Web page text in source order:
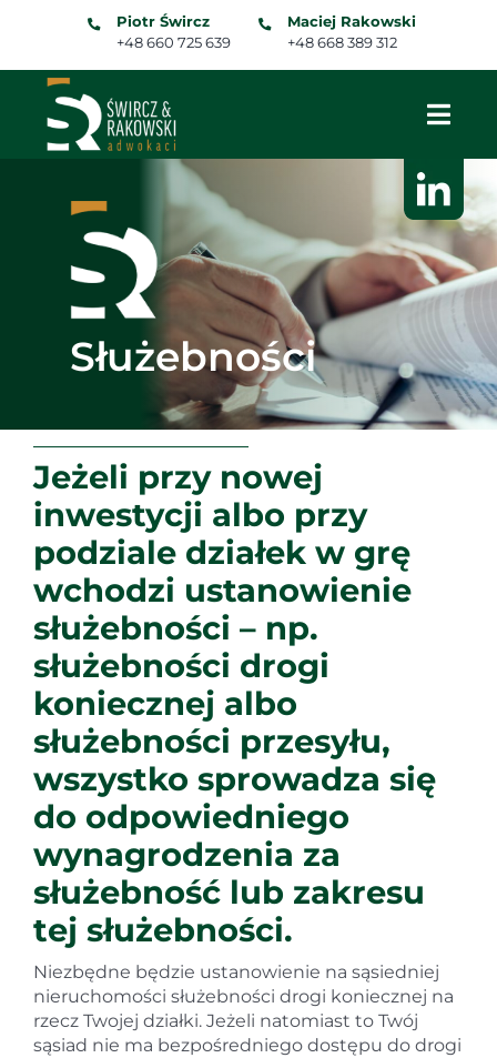
Piotr Śwircz
+48 660 725 639
Maciej Rakowski
+48 668 389 312
Służebności
Jeżeli przy nowej
inwestycji albo przy
podziale działek w grę
wchodzi ustanowienie
służebności – np.
służebności drogi
koniecznej albo
służebności przesyłu,
wszystko sprowadza się
do odpowiedniego
wynagrodzenia za
służebność lub zakresu
tej służebności.
Niezbędne będzie ustanowienie na sąsiedniej
nieruchomości służebności drogi koniecznej na
rzecz Twojej działki. Jeżeli natomiast to Twój
sąsiad nie ma bezpośredniego dostępu do drogi